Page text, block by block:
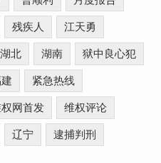
残疾人 江天勇
湖北 湖南 狱中良心犯
紧急热线
网首发 维权评论
辽宁 逮捕判刑